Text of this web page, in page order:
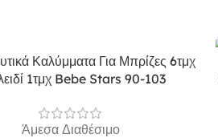
Καλύμματα Για Μπρίζες 6τμχ
1τμχ Bebe Stars 90-103
Άμεσα Διαθέσιμο